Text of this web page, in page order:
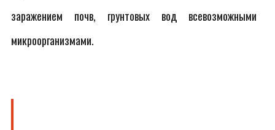
заражением почв, грунтовых вод всевозможными
микроорганизмами.